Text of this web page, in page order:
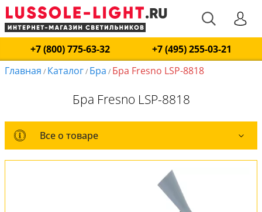
+7 (800) 775-63-32
+7 (495) 255-03-21
Главная / Каталог/ Бра / Бра Fresno LSP-8818
Бра Fresno LSP-8818
Все о товаре
Все о товаре